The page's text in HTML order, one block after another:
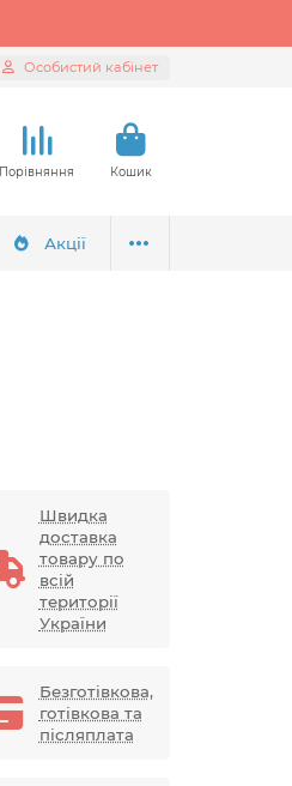
Особистий кабінет
Порівняння Кошик
Акції
Швидка
доставка
товару по
всій
території
України
Безготівкова,
готівкова та
післяплата